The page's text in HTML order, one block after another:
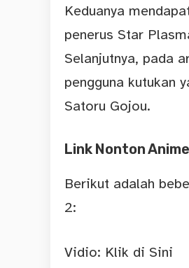
Keduanya
penerus Star
Selanjutnya, pada
pengguna kutukan
Satoru Gojou.
Link Nonton
Berikut adalah
2:
Vidio: Klik di Sini